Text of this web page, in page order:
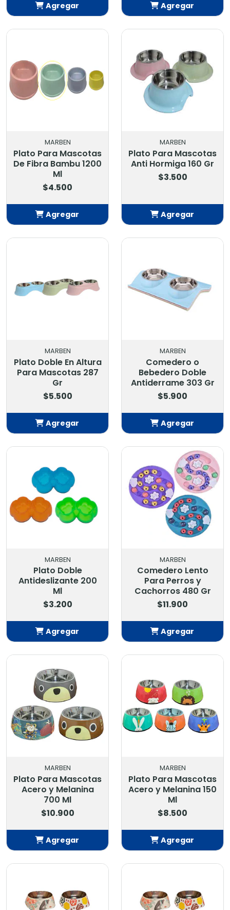
Agregar
Añadido
Agregar
Añadido
MARBEN
Plato Para Mascotas
De Fibra Bambu 1200
Ml
$4.500
Agregar
Añadido
MARBEN
Plato Para Mascotas
Anti Hormiga 160 Gr
$3.500
Agregar
Añadido
MARBEN
Plato Doble En Altura
Para Mascotas 287
Gr
$5.500
Agregar
MARBEN
Comedero o
Bebedero Doble
Antiderrame 303 Gr
$5.900
Agregar
MARBEN
Plato Doble
Antideslizante 200
Ml
$3.200
Agregar
Añadido
MARBEN
Comedero Lento
Para Perros y
Cachorros 480 Gr
$11.900
Agregar
Añadido
MARBEN
Plato Para Mascotas
Acero y Melanina
700 Ml
$10.900
Agregar
MARBEN
Plato Para Mascotas
Acero y Melanina 150
Ml
$8.500
Agregar